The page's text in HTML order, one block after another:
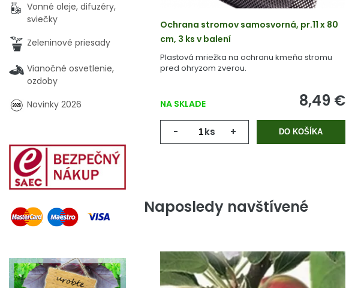
Ochrana stromov samosvorná, pr.11 x 80
cm, 3 ks v balení
Plastová mriežka na ochranu kmeňa stromu
pred ohryzom zverou.
NA SKLADE 8,49 €
- ks + DO KOŠÍKA
Naposledy navštívené
Vonné oleje, difuzéry,
sviečky
Zeleninové priesady
Vianočné osvetlenie,
ozdoby
Novinky 2026